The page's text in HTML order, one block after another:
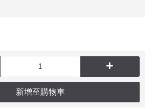
+
新增至購物車